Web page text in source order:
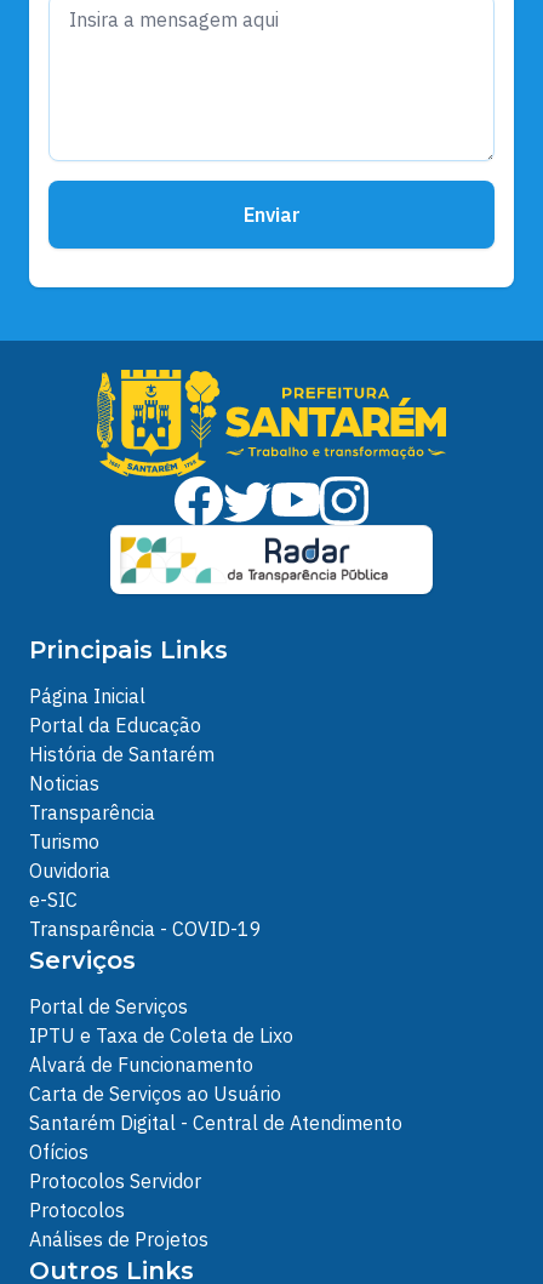
Enviar
Principais Links
Página Inicial
Portal da Educação
História de Santarém
Noticias
Transparência
Turismo
Ouvidoria
e-SIC
Transparência - COVID-19
Serviços
Portal de Serviços
IPTU e Taxa de Coleta de Lixo
Alvará de Funcionamento
Carta de Serviços ao Usuário
Santarém Digital - Central de Atendimento
Ofícios
Protocolos Servidor
Protocolos
Análises de Projetos
Outros Links